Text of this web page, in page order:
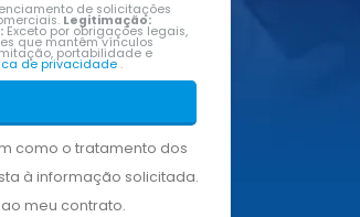
de solicitações
Legitimação:
Exceto por obrigações legais,
que mantêm vínculos
portabilidade e
de privacidade.
como o tratamento dos
à informação solicitada.
meu contrato.